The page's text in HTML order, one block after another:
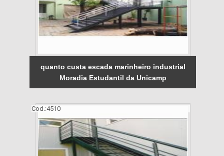
quanto custa escada marinheiro industrial
Moradia Estudantil da Unicamp
Cod.:4510